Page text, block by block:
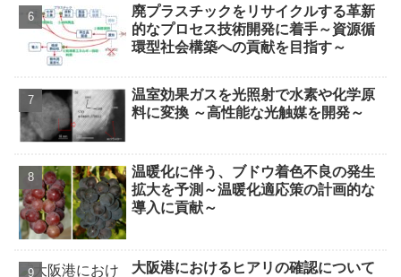
廃プラスチックをリサイクルする革新
的なプロセス技術開発に着手～資源循
環型社会構築への貢献を目指す～
温室効果ガスを光照射で水素や化学原
料に変換 ～高性能な光触媒を開発～
温暖化に伴う、ブドウ着色不良の発生
拡大を予測～温暖化適応策の計画的な
導入に貢献～
大阪港におけるヒアリの確認について